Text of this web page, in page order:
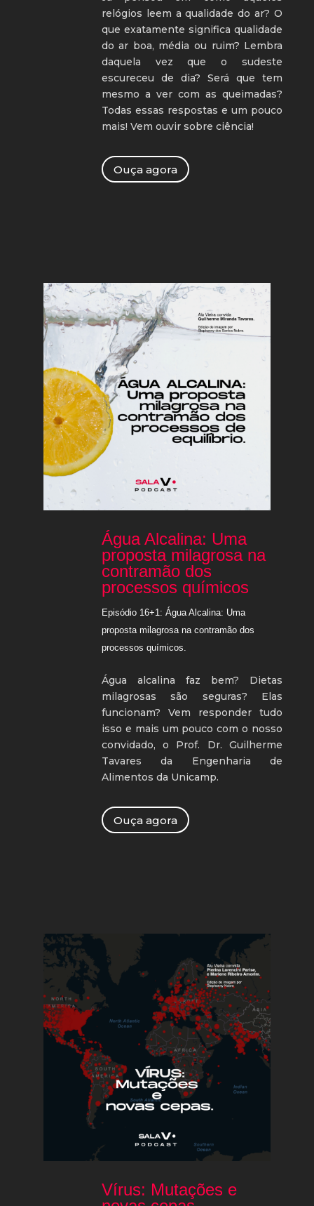
relógios leem a qualidade do ar? O
que exatamente significa qualidade
do ar boa, média ou ruim? Lembra
daquela vez que o sudeste
escureceu de dia? Será que tem
mesmo a ver com as queimadas?
Todas essas respostas e um pouco
mais! Vem ouvir sobre ciência!
Ouça agora
Água Alcalina: Uma
proposta milagrosa na
contramão dos
processos químicos
Episódio 16+1: Água Alcalina: Uma
proposta milagrosa na contramão dos
processos químicos.
Água alcalina faz bem? Dietas
milagrosas são seguras? Elas
funcionam? Vem responder tudo
isso e mais um pouco com o nosso
convidado, o Prof. Dr. Guilherme
Tavares da Engenharia de
Alimentos da Unicamp.
Ouça agora
Vírus: Mutações e